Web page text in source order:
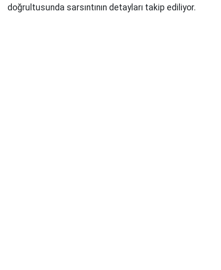
doğrultusunda sarsıntının detayları takip ediliyor.